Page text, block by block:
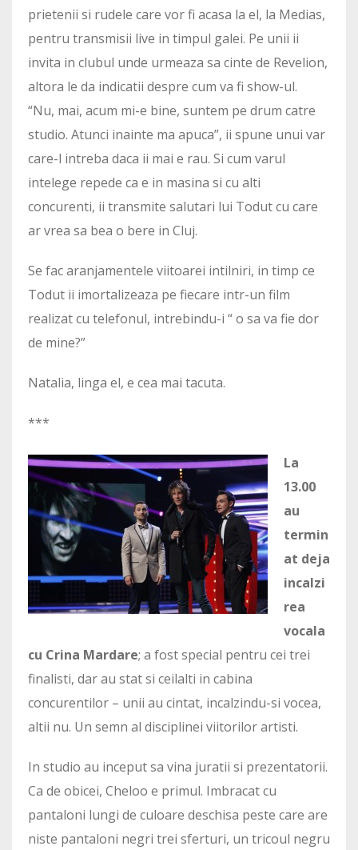
prietenii si rudele care vor fi acasa la el, la Medias,
pentru transmisii live in timpul galei. Pe unii ii
invita in clubul unde urmeaza sa cinte de Revelion,
altora le da indicatii despre cum va fi show-ul.
“Nu, mai, acum mi-e bine, suntem pe drum catre
studio. Atunci inainte ma apuca”, ii spune unui var
care-l intreba daca ii mai e rau. Si cum varul
intelege repede ca e in masina si cu alti
concurenti, ii transmite salutari lui Todut cu care
ar vrea sa bea o bere in Cluj.
Se fac aranjamentele viitoarei intilniri, in timp ce
Todut ii imortalizeaza pe fiecare intr-un film
realizat cu telefonul, intrebindu-i “ o sa va fie dor
de mine?”
Natalia, linga el, e cea mai tacuta.
***
La
13.00
au
termin
at deja
incalzi
rea
vocala
cu Crina Mardare; a fost special pentru cei trei
finalisti, dar au stat si ceilalti in cabina
concurentilor – unii au cintat, incalzindu-si vocea,
altii nu. Un semn al disciplinei viitorilor artisti.
In studio au inceput sa vina juratii si prezentatorii.
Ca de obicei, Cheloo e primul. Imbracat cu
pantaloni lungi de culoare deschisa peste care are
niste pantaloni negri trei sferturi, un tricoul negru